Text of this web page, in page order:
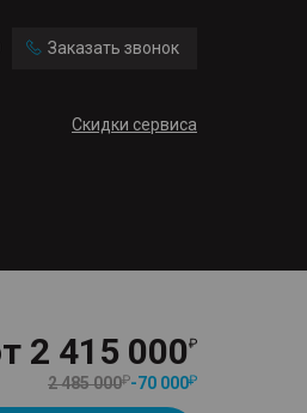
Заказать звонок
Скидки сервиса
2 415 000
2 485 000 -70 000